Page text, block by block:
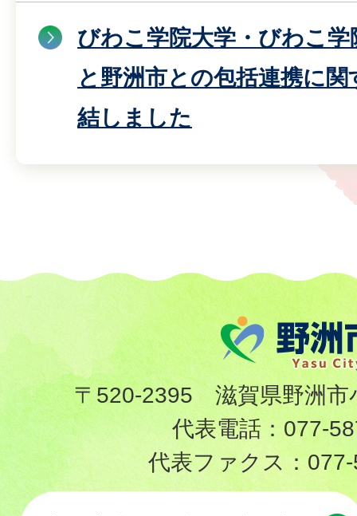
びわこ学院大学・びわこ学
と野洲市との包括連携に
結しました
〒520-2395 滋賀県野洲市
代表電話： 077-
代表ファクス：